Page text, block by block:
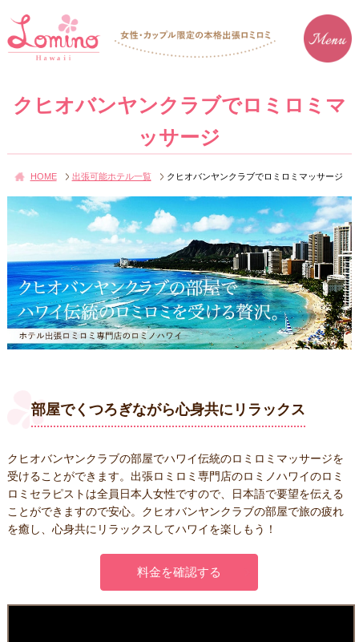
クヒオバンヤンクラブでロミロミマ
ッサージ
HOME 出張可能ホテル一覧 クヒオバンヤンクラブでロミロミマッサージ
部屋でくつろぎながら心身共にリラックス
クヒオバンヤンクラブの部屋でハワイ伝統のロミロミマッサージを
受けることができます。出張ロミロミ専門店のロミノハワイのロミ
ロミセラピストは全員日本人女性ですので、日本語で要望を伝える
ことができますので安心。クヒオバンヤンクラブの部屋で旅の疲れ
を癒し、心身共にリラックスしてハワイを楽しもう！
料金を確認する